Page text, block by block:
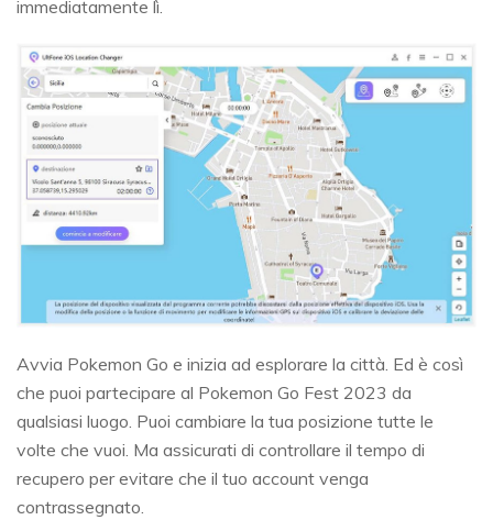
immediatamente lì.
Avvia Pokemon Go e inizia ad esplorare la città. Ed è così
che puoi partecipare al Pokemon Go Fest 2023 da
qualsiasi luogo. Puoi cambiare la tua posizione tutte le
volte che vuoi. Ma assicurati di controllare il tempo di
recupero per evitare che il tuo account venga
contrassegnato.